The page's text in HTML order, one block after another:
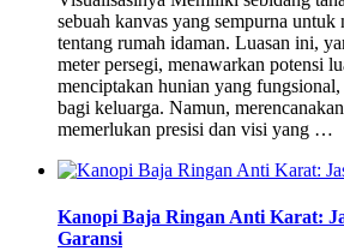
sebuah kanvas yang sempurna
tentang rumah idaman. Luasan ini,
meter persegi, menawarkan potensi
menciptakan hunian yang fungsional,
bagi keluarga. Namun,
memerlukan presisi dan visi yang …
Kanopi Baja Ringan Anti Karat:
Garansi